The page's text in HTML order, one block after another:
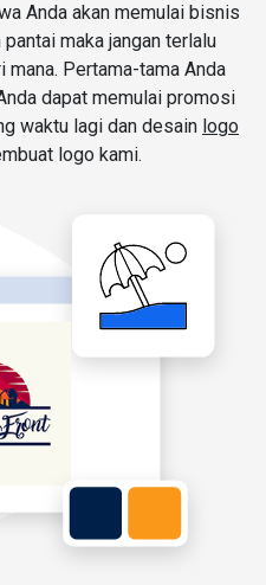
Anda akan memulai bisnis
maka jangan terlalu
Pertama-tama Anda
dapat memulai promosi
waktu lagi dan desain logo
logo kami.